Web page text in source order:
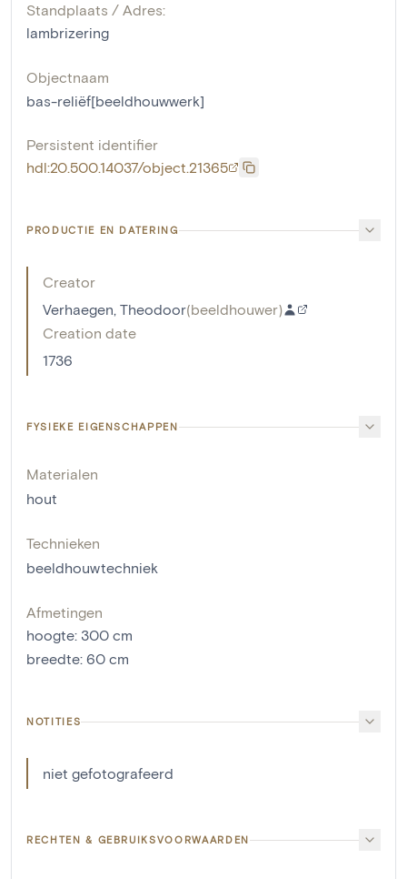
Standplaats / Adres:
lambrizering
Objectnaam
bas-reliëf[beeldhouwwerk]
Persistent identifier
hdl:20.500.14037/object.21365
PRODUCTIE EN DATERING
Creator
Verhaegen, Theodoor(beeldhouwer)
Creation date
1736
FYSIEKE EIGENSCHAPPEN
Materialen
hout
Technieken
beeldhouwtechniek
Afmetingen
hoogte: 300 cm
breedte: 60 cm
NOTITIES
niet gefotografeerd
RECHTEN & GEBRUIKSVOORWAARDEN